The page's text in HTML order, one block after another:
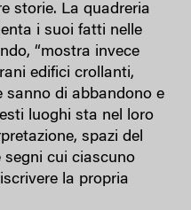
storie. La quadreria
i suoi fatti nelle
“mostra invece
edifici crollanti,
sanno di abbandono e
luoghi sta nel loro
spazi del
segni cui ciascuno
la propria